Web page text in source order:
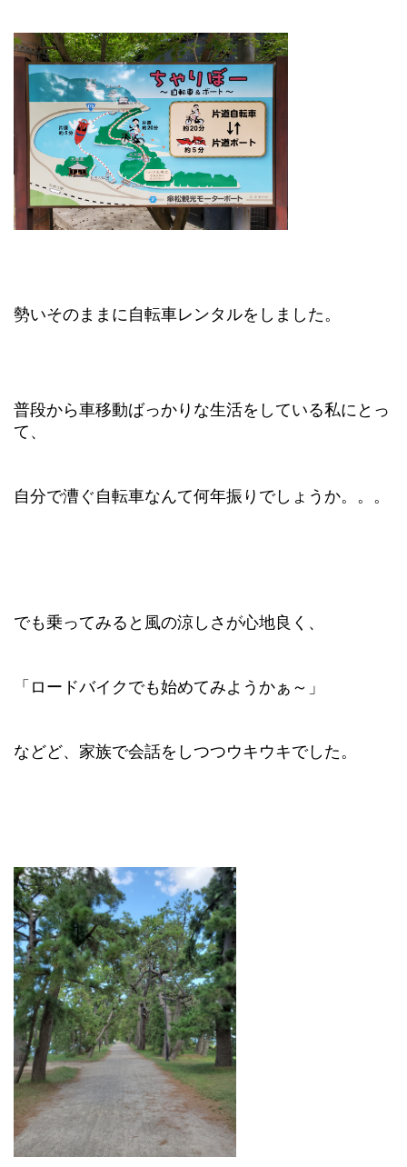
勢いそのままに 自転車レンタルをしました。
普段から車移動ばっかりな生活をしている私にとっ
て、
自分で漕ぐ自転車なんて何年振りでしょうか。。。
でも乗ってみると風の涼しさが心地良く、
「ロードバイクでも始めてみようかぁ～」
などど、家族で会話をしつつウキウキでした。